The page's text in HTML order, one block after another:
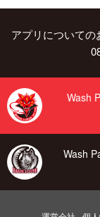
アプリについての
Wash
Wash